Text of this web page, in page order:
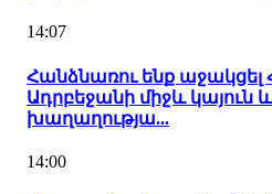
14:07
Հանձնառու ենք
Ադրբեջանի միջև
խաղաղությա...
14:00